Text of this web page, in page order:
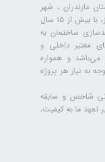
در استان مازندران ، شهر
ساری فعالیت خود را آغاز کرده است و امروز، با بیش از ۱۵ سال
ساختمان به
معتبر داخلی و
و همواره
به نیاز هر پروژه
شاخص و سابقه
تعهد ما به کیفیت،